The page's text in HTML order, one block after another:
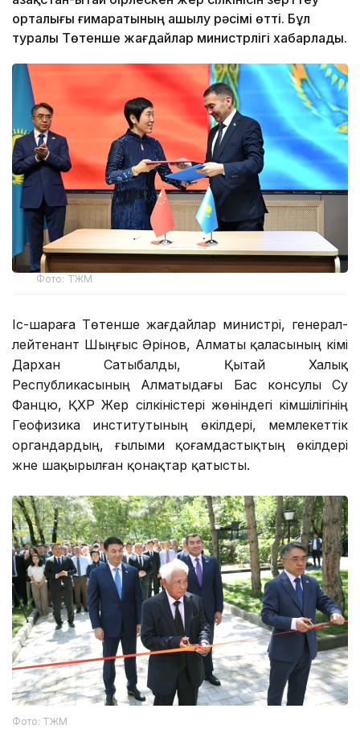
орталығы ғимаратының ашылу рәсімі өтті. Бұл
туралы Төтенше жағдайлар министрлігі хабарлады.
Фото: ТЖМ
Іс-шараға Төтенше жағдайлар министрі, генерал-
лейтенант Шыңғыс Әрінов, Алматы қаласының әкімі
Дархан Сатыбалды, Қытай Халық
Республикасының Алматыдағы Бас консулы Су
Фанцю, ҚХР Жер сілкіністері жөніндегі әкімшілігінің
Геофизика институтының өкілдері, мемлекеттік
органдардың, ғылыми қоғамдастықтың өкілдері
және шақырылған қонақтар қатысты.
Фото: ТЖМ